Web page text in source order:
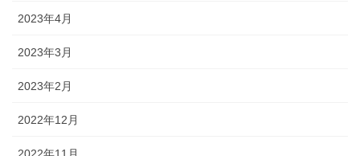
2023年4月
2023年3月
2023年2月
2022年12月
2022年11月